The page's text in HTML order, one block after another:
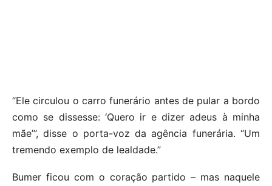
“Ele circulou o carro funerário antes de pular a bordo
como se dissesse: ‘Quero ir e dizer adeus à minha
mãe’”, disse o porta-voz da agência funerária. “Um
tremendo exemplo de lealdade.”
Bumer ficou com o coração partido – mas naquele